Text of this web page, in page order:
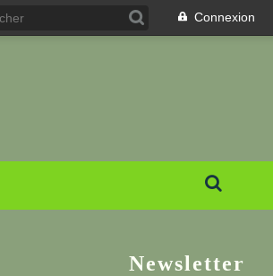
Connexion
Newsletter